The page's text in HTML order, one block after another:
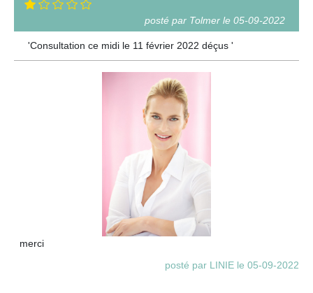
posté par Tolmer le 05-09-2022
'Consultation ce midi le 11 février 2022 déçus '
merci
posté par LINIE le 05-09-2022